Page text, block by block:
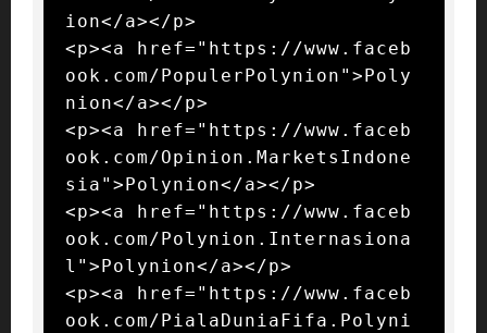
ion</a></p>
<p><a href="https://www.faceb
ook.com/PopulerPolynion">Poly
nion</a></p>
<p><a href="https://www.faceb
ook.com/Opinion.MarketsIndone
sia">Polynion</a></p>
<p><a href="https://www.faceb
ook.com/Polynion.Internasiona
l">Polynion</a></p>
<p><a href="https://www.faceb
ook.com/PialaDuniaFifa.Polyni